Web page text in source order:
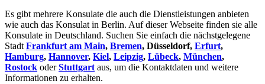
Es gibt mehrere Konsulate die auch die Dienstleistungen anbieten
wie auch das Konsulat in Berlin. Auf dieser Webseite finden sie alle
Konsulate in Deutschland. Suchen Sie einfach die nächstgelegene
Stadt Frankfurt am Main, Bremen, Düsseldorf, Erfurt,
Hamburg, Hannover, Kiel, Leipzig, Lübeck, München,
Rostock oderStuttgartaus, um die Kontaktdaten und weitere
Informationen zu erhalten.